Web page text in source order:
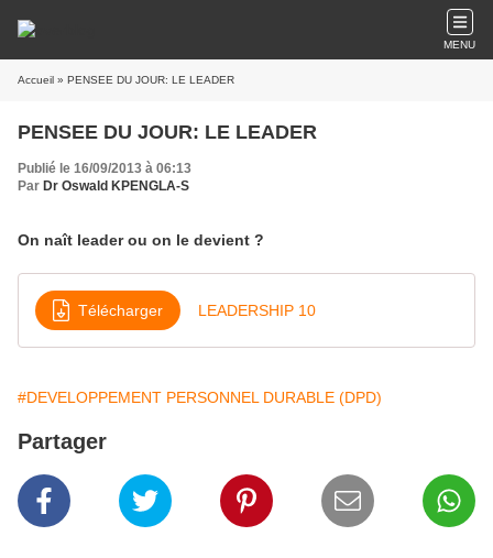
MENU
Accueil » PENSEE DU JOUR: LE LEADER
PENSEE DU JOUR: LE LEADER
Publié le 16/09/2013 à 06:13
Par Dr Oswald KPENGLA-S
On naît leader ou on le devient ?
Télécharger LEADERSHIP 10
#DEVELOPPEMENT PERSONNEL DURABLE (DPD)
Partager